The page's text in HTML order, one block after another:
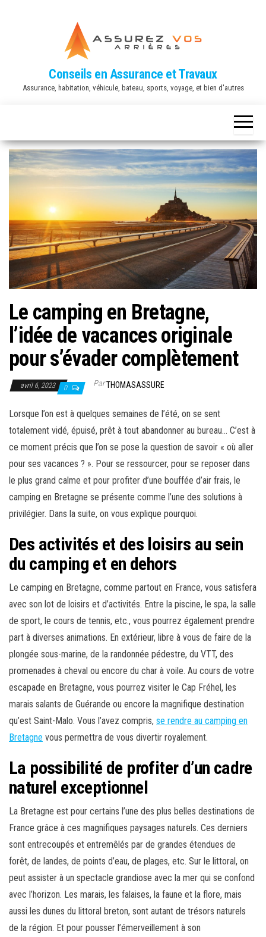
Conseils en Assurance et Travaux
Assurance, habitation, véhicule, bateau, sports, voyage, et bien d'autres
Le camping en Bretagne,
l’idée de vacances originale
pour s’évader complètement
avril 6, 2023 0 ParTHOMASASSURE
Lorsque l’on est à quelques semaines de l’été, on se sent
totalement vidé, épuisé, prêt à tout abandonner au bureau… C’est à
ce moment précis que l’on se pose la question de savoir « où aller
pour ses vacances ? ». Pour se ressourcer, pour se reposer dans
le plus grand calme et pour profiter d’une bouffée d’air frais, le
camping en Bretagne se présente comme l’une des solutions à
privilégier. Dans la suite, on vous explique pourquoi.
Des activités et des loisirs au sein
du camping et en dehors
Le camping en Bretagne, comme partout en France, vous satisfera
avec son lot de loisirs et d’activités. Entre la piscine, le spa, la salle
de sport, le cours de tennis, etc., vous pourrez également prendre
part à diverses animations. En extérieur, libre à vous de faire de la
plongée sous-marine, de la randonnée pédestre, du VTT, des
promenades à cheval ou encore du char à voile. Au cours de votre
escapade en Bretagne, vous pourrez visiter le Cap Fréhel, les
marais salants de Guérande ou encore la magnifique destination
qu’est Saint-Malo. Vous l’avez compris, se rendre au camping en
Bretagne vous permettra de vous divertir royalement.
La possibilité de profiter d’un cadre
naturel exceptionnel
La Bretagne est pour certains l’une des plus belles destinations de
France grâce à ces magnifiques paysages naturels. Ces derniers
sont entrecoupés et entremêlés par de grandes étendues de
forêt, de landes, de points d’eau, de plages, etc. Sur le littoral, on
peut assister à un spectacle grandiose avec la mer qui se confond
avec l’horizon. Les marais, les falaises, la faune et la flore, mais
aussi les dunes du littoral breton, sont autant de trésors naturels
de la région. Et pour pousser l’émerveillement à son